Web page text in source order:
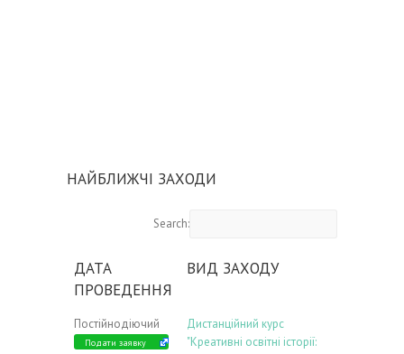
НАЙБЛИЖЧІ ЗАХОДИ
Search:
ДАТА
ПРОВЕДЕННЯ
ВИД ЗАХОДУ
Постійнодіючий
Подати заявку
Дистанційний курс
"Креативні освітні історії: